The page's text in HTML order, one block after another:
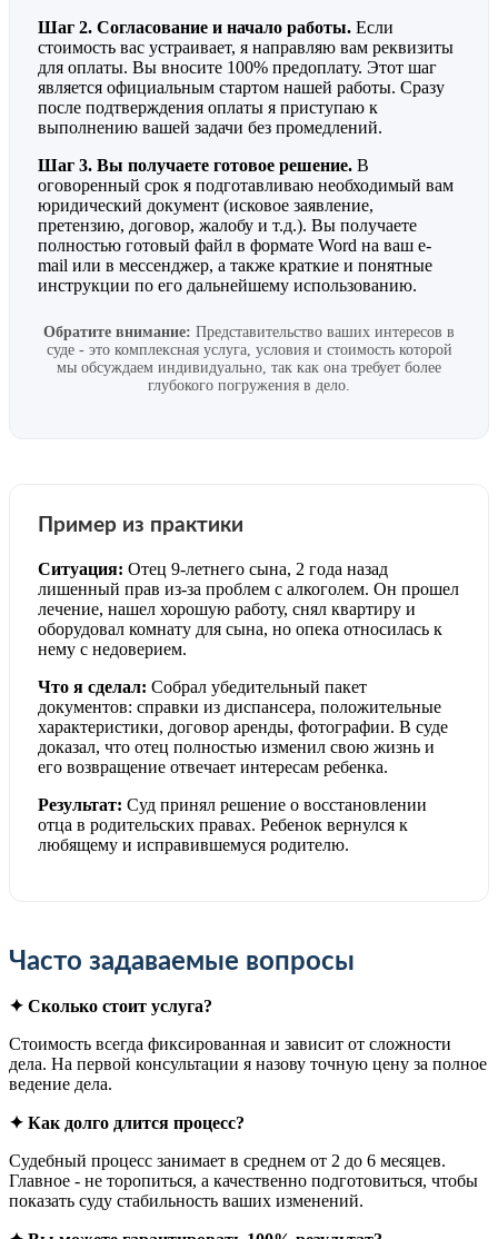
Шаг 2. Согласование и начало работы. Если
стоимость вас устраивает, я направляю вам реквизиты
для оплаты. Вы вносите 100% предоплату. Этот шаг
является официальным стартом нашей работы. Сразу
после подтверждения оплаты я приступаю к
выполнению вашей задачи без промедлений.
Шаг 3. Вы получаете готовое решение. В
оговоренный срок я подготавливаю необходимый вам
юридический документ (исковое заявление,
претензию, договор, жалобу и т.д.). Вы получаете
полностью готовый файл в формате Word на ваш e-
mail или в мессенджер, а также краткие и понятные
инструкции по его дальнейшему использованию.
Обратите внимание: Представительство ваших интересов в
суде - это комплексная услуга, условия и стоимость которой
мы обсуждаем индивидуально, так как она требует более
глубокого погружения в дело.
Пример из практики
Ситуация: Отец 9-летнего сына, 2 года назад
лишенный прав из-за проблем с алкоголем. Он прошел
лечение, нашел хорошую работу, снял квартиру и
оборудовал комнату для сына, но опека относилась к
нему с недоверием.
Что я сделал: Собрал убедительный пакет
документов: справки из диспансера, положительные
характеристики, договор аренды, фотографии. В суде
доказал, что отец полностью изменил свою жизнь и
его возвращение отвечает интересам ребенка.
Результат: Суд принял решение о восстановлении
отца в родительских правах. Ребенок вернулся к
любящему и исправившемуся родителю.
Часто задаваемые вопросы
✦ Сколько стоит услуга?
Стоимость всегда фиксированная и зависит от сложности
дела. На первой консультации я назову точную цену за полное
ведение дела.
✦ Как долго длится процесс?
Судебный процесс занимает в среднем от 2 до 6 месяцев.
Главное - не торопиться, а качественно подготовиться, чтобы
показать суду стабильность ваших изменений.